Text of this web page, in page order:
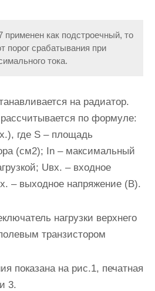
применен как подстроечный, то
порог срабатывания при
тока.
на радиатор.
по формуле:
где S – площадь
(см2); In – максимальный
Uвх. – входное
– выходное напряжение (В).
нагрузки верхнего
транзистором
показана на рис.1, печатная
3.